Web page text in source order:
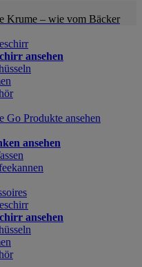
Krume – wie vom Bäcker
ansehen
Go Produkte ansehen
ansehen
ansehen